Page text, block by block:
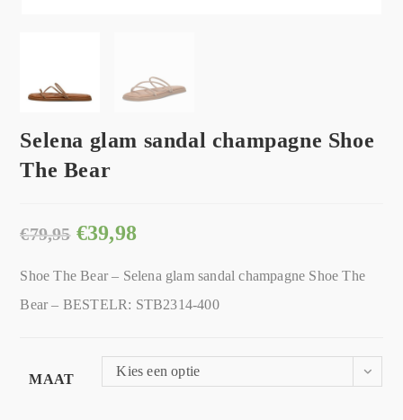
Selena glam sandal champagne Shoe
The Bear
€79,95 €39,98
Shoe The Bear – Selena glam sandal champagne Shoe The
Bear – BESTELR: STB2314-400
MAAT
Kies een optie